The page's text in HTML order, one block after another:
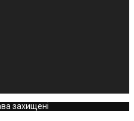
захищені